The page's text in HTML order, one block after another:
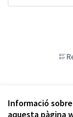
Informació
aquesta pàgina
Veure totes les